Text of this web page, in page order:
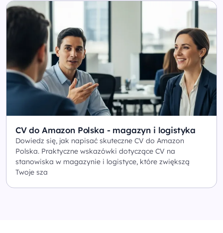
CV do Amazon Polska - magazyn i logistyka
Dowiedz się, jak napisać skuteczne CV do Amazon
Polska. Praktyczne wskazówki dotyczące CV na
stanowiska w magazynie i logistyce, które zwiększą
Twoje sza